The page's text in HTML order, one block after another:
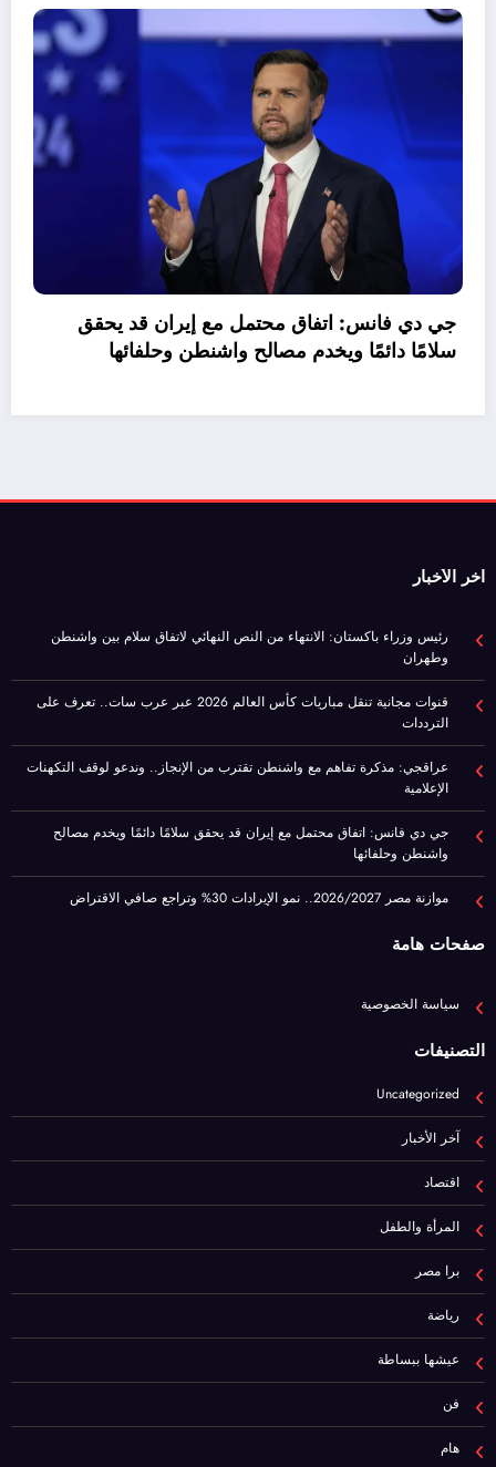
صافي الاقتراض
عراقجي: مذكرة تفاهم مع واشنطن تقترب من الإنجاز.. وندعو لوقف التكهنات
الإعلامية
جي دي فانس: اتفاق محتمل مع إيران قد يحقق سلامًا دائمًا ويخدم مصالح
واشنطن وحلفائها
موازنة مصر 2026/2027.. نمو الإيرادات 30% وتراجع صافي الاقتراض
صفحات هامة
سياسة الخصوصية
التصنيفات
المرأة والطفل
رياضة